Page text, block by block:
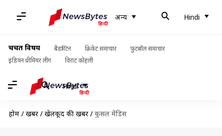
अन्य Hindi
चर्चित विषय बैडमिंटन क्रिकेट समाचार
फुटबॉल समाचार
इंडियन प्रीमियर लीग
विराट कोहली
Hindi
होम / खबरें / खेलकूद की खबरें / कुसल मेंडिस